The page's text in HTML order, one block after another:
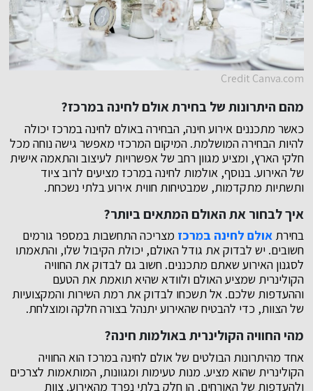
Credit Canva.com
מהם היתרונות של בחירת אולם לחינה במרכז?
כאשר מתכננים אירוע חינה, הבחירה באולם לחינה במרכז יכולה
להיות הבחירה המושלמת. המיקום המרכזי מאפשר גישה נוחה מכל
חלקי הארץ, ומציע מגוון רחב של אפשרויות לעיצוב והתאמה אישית
של האירוע. בנוסף, אולמות לחינה במרכז מציעים לרוב ציוד
ותשתיות מתקדמות, שמבטיחות חווית אירוע בלתי נשכחת.
איך לבחור את האולם המתאים ביותר?
בחירת אולם לחינה במרכז מצריכה התחשבות במספר גורמים
חשובים. יש לבדוק את גודל האולם, יכולת הקיבול שלו, והתאמתו
לסגנון האירוע שאתם מתכננים. חשוב גם לבדוק את החוויה
הקולינרית שמציע האולם ולוודא שהיא תואמת את הטעם
וההעדפות שלכם. אל תשכחו לבדוק את רמת השירות והמקצועיות
של הצוות, כדי להבטיח שהאירוע יתנהל בצורה חלקה ומוצלחת.
מהי החוויה הקולינרית באולמות חינה?
אחד מהיתרונות הבולטים של אולם לחינה במרכז הוא החוויה
הקולינרית שהוא מציע. מנות טעימות ומגוונות, המותאמות לצרכים
ולהעדפות של האורחים, הן חלק בלתי נפרד מהאירוע. צוות